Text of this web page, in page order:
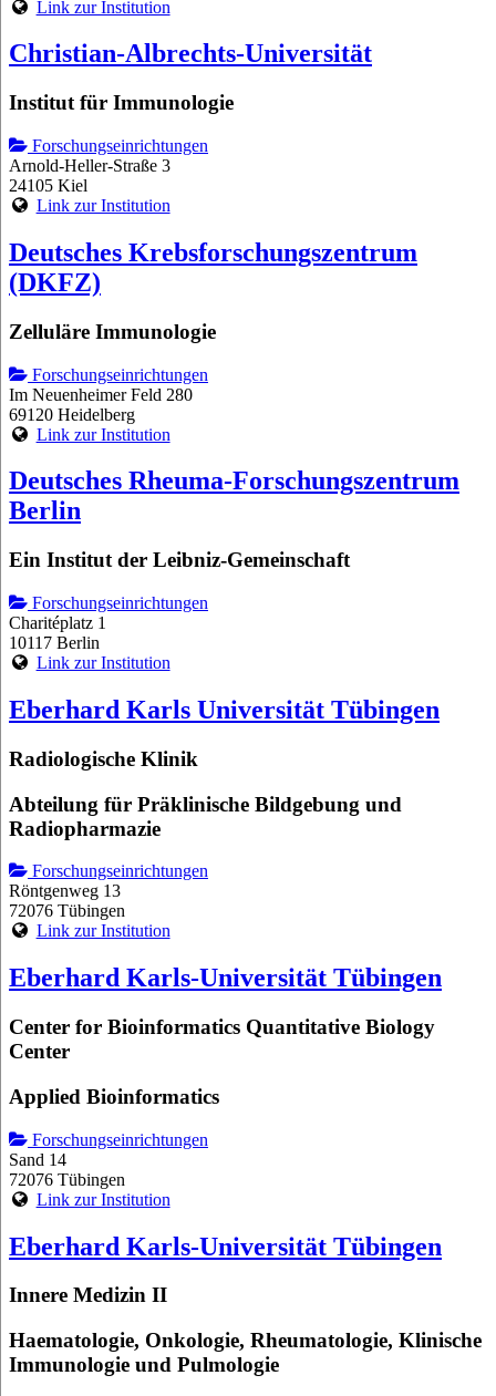
Link zur Institution
Christian-Albrechts-Universität
Institut für Immunologie
Forschungseinrichtungen
Arnold-Heller-Straße 3
24105 Kiel
Link zur Institution
Deutsches Krebsforschungszentrum
(DKFZ)
Zelluläre Immunologie
Forschungseinrichtungen
Im Neuenheimer Feld 280
69120 Heidelberg
Link zur Institution
Deutsches Rheuma-Forschungszentrum
Berlin
Ein Institut der Leibniz-Gemeinschaft
Forschungseinrichtungen
Charitéplatz 1
10117 Berlin
Link zur Institution
Eberhard Karls Universität Tübingen
Radiologische Klinik
Abteilung für Präklinische Bildgebung und
Radiopharmazie
Forschungseinrichtungen
Röntgenweg 13
72076 Tübingen
Link zur Institution
Eberhard Karls-Universität Tübingen
Center for Bioinformatics Quantitative Biology
Center
Applied Bioinformatics
Forschungseinrichtungen
Sand 14
72076 Tübingen
Link zur Institution
Eberhard Karls-Universität Tübingen
Innere Medizin II
Haematologie, Onkologie, Rheumatologie, Klinische
Immunologie und Pulmologie